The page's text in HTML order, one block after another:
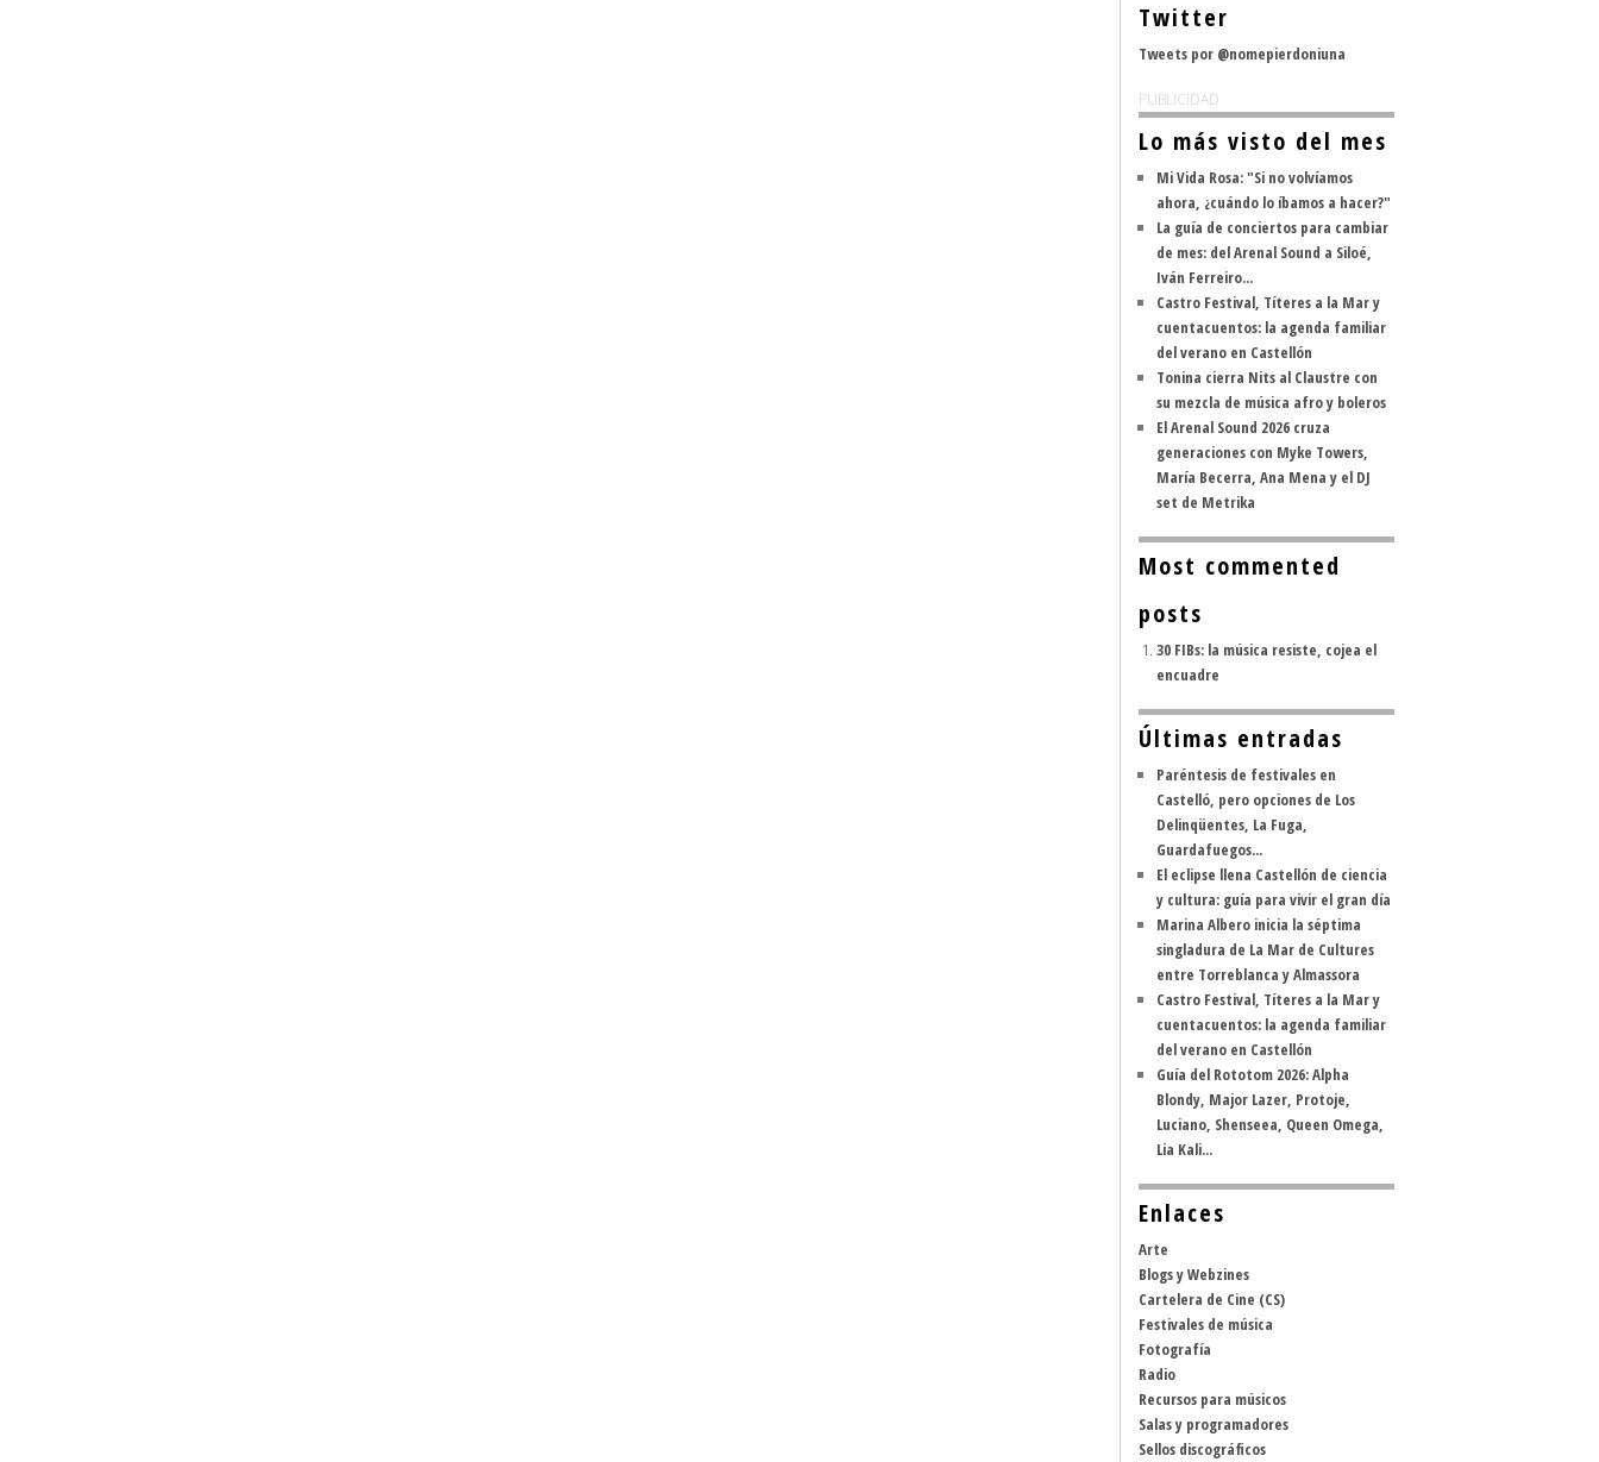
Twitter
Tweets por @nomepierdoniuna
PUBLICIDAD
Lo más visto del mes
Mi Vida Rosa: "Si no volvíamos
ahora, ¿cuándo lo íbamos a hacer?"
La guía de conciertos para cambiar
de mes: del Arenal Sound a Siloé,
Iván Ferreiro...
Castro Festival, Títeres a la Mar y
cuentacuentos: la agenda familiar
del verano en Castellón
Tonina cierra Nits al Claustre con
su mezcla de música afro y boleros
El Arenal Sound 2026 cruza
generaciones con Myke Towers,
María Becerra, Ana Mena y el DJ
set de Metrika
Most commented
posts
30 FIBs: la música resiste, cojea el
encuadre
Últimas entradas
Paréntesis de festivales en
Castelló, pero opciones de Los
Delinqüentes, La Fuga,
Guardafuegos...
El eclipse llena Castellón de ciencia
y cultura: guía para vivir el gran día
Marina Albero inicia la séptima
singladura de La Mar de Cultures
entre Torreblanca y Almassora
Castro Festival, Títeres a la Mar y
cuentacuentos: la agenda familiar
del verano en Castellón
Guía del Rototom 2026: Alpha
Blondy, Major Lazer, Protoje,
Luciano, Shenseea, Queen Omega,
Lia Kali...
Enlaces
Arte
Blogs y Webzines
Cartelera de Cine (CS)
Festivales de música
Fotografía
Radio
Recursos para músicos
Salas y programadores
Sellos discográficos